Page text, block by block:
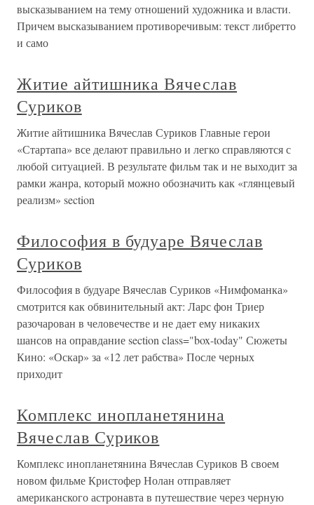
высказыванием на тему отношений художника и власти.
Причем высказыванием противоречивым: текст либретто
и само
Житие айтишника Вячеслав
Суриков
Житие айтишника Вячеслав Суриков Главные герои
«Стартапа» все делают правильно и легко справляются с
любой ситуацией. В результате фильм так и не выходит за
рамки жанра, который можно обозначить как «глянцевый
реализм» section
Философия в будуаре Вячеслав
Суриков
Философия в будуаре Вячеслав Суриков «Нимфоманка»
смотрится как обвинительный акт: Ларс фон Триер
разочарован в человечестве и не дает ему никаких
шансов на оправдание section class="box-today" Сюжеты
Кино: «Оскар» за «12 лет рабства» После черных
приходит
Комплекс инопланетянина
Вячеслав Суриков
Комплекс инопланетянина Вячеслав Суриков В своем
новом фильме Кристофер Нолан отправляет
американского астронавта в путешествие через черную